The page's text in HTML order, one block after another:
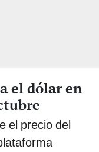
el dólar en
el precio del